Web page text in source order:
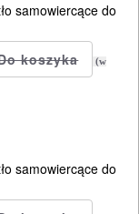
samowiercące do
(w
samowiercące do